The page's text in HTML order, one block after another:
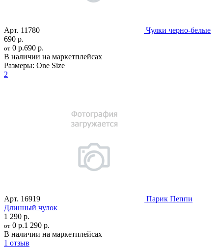
Арт. 11780
Чулки черно-белые
690 р.
от 0 р.690 р.
В наличии на маркетплейсах
Размеры: One Size
2
Арт. 16919
Парик Пеппи
Длинный чулок
1 290 р.
от 0 р.1 290 р.
В наличии на маркетплейсах
1 отзыв